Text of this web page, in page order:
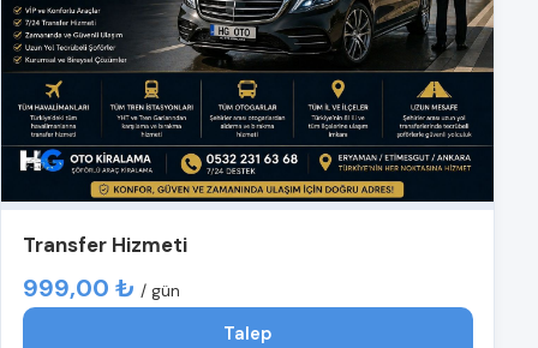
Transfer Hizmeti
999,00 ₺ / gün
Talep